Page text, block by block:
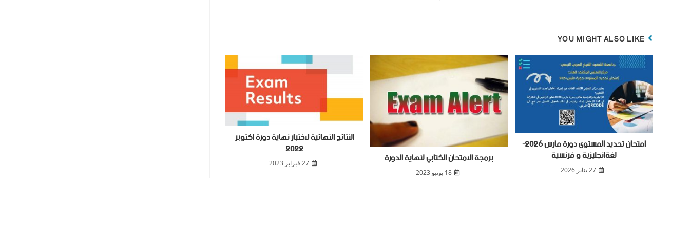
YOU MIGHT ALSO LIKE
النتائج النهائية لاختبار نهاية دورة اكتوبر
2022
27 فبراير 2023 برمجة الامتحان الكتابي لنهاية الدورة
18 يونيو 2023
امتحان تحديد المستوى دورة مارس 2026-
لغةانجليزية و فرنسية
27 يناير 2026